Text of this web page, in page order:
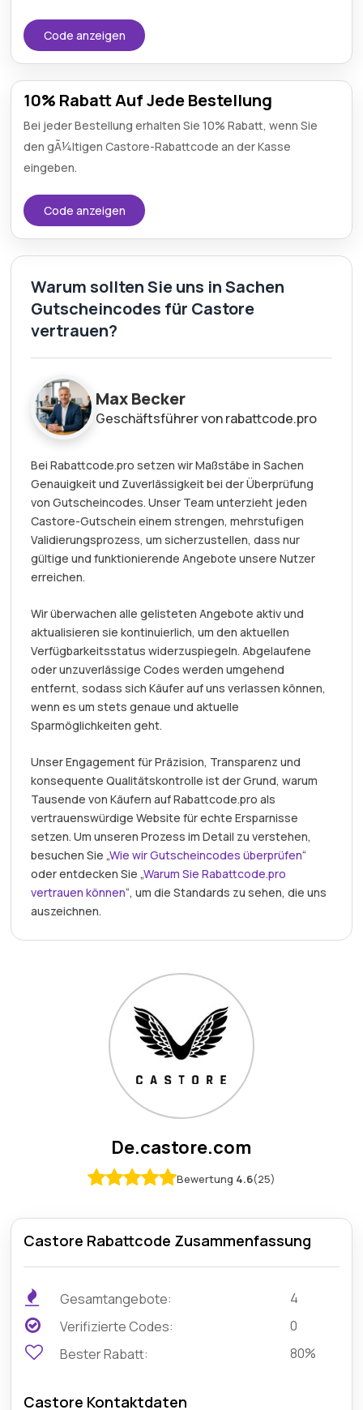
Code anzeigen
10% Rabatt Auf Jede Bestellung
Bei jeder Bestellung erhalten Sie 10% Rabatt, wenn Sie
den gÃ¼ltigen Castore-Rabattcode an der Kasse
eingeben.
Code anzeigen
Warum sollten Sie uns in Sachen
Gutscheincodes für Castore
vertrauen?
Max Becker
Geschäftsführer von rabattcode.pro
Bei Rabattcode.pro setzen wir Maßstäbe in Sachen
Genauigkeit und Zuverlässigkeit bei der Überprüfung
von Gutscheincodes. Unser Team unterzieht jeden
Castore-Gutschein einem strengen, mehrstufigen
Validierungsprozess, um sicherzustellen, dass nur
gültige und funktionierende Angebote unsere Nutzer
erreichen.
Wir überwachen alle gelisteten Angebote aktiv und
aktualisieren sie kontinuierlich, um den aktuellen
Verfügbarkeitsstatus widerzuspiegeln. Abgelaufene
oder unzuverlässige Codes werden umgehend
entfernt, sodass sich Käufer auf uns verlassen können,
wenn es um stets genaue und aktuelle
Sparmöglichkeiten geht.
Unser Engagement für Präzision, Transparenz und
konsequente Qualitätskontrolle ist der Grund, warum
Tausende von Käufern auf Rabattcode.pro als
vertrauenswürdige Website für echte Ersparnisse
setzen. Um unseren Prozess im Detail zu verstehen,
besuchen Sie „Wie wir Gutscheincodes überprüfen“
oder entdecken Sie „Warum Sie Rabattcode.pro
vertrauen können“, um die Standards zu sehen, die uns
auszeichnen.
De.castore.com
Bewertung 4.6(25)
Castore Rabattcode Zusammenfassung
Gesamtangebote:
4
Verifizierte Codes:
0
Bester Rabatt:
80%
Castore Kontaktdaten